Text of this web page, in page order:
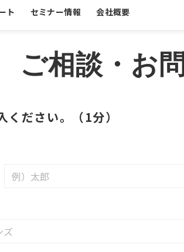
ト セミナー情報 会社概要
ご相談・お
ださい。（1分）